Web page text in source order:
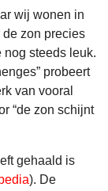
wij wonen in
zon precies
nog steeds leuk.
probeert
van vooral
“de zon schijnt
gehaald is
). De